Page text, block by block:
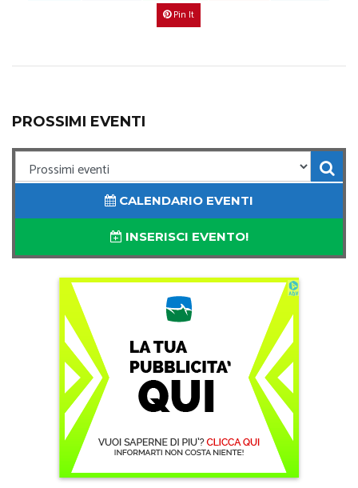
Pin It
PROSSIMI EVENTI
CALENDARIO EVENTI
INSERISCI EVENTO!